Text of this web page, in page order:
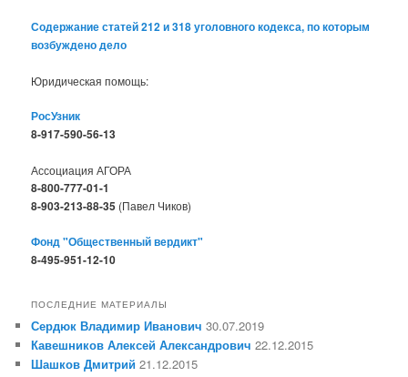
Содержание статей 212 и 318 уголовного кодекса, по которым
возбуждено дело
Юридическая помощь:
РосУзник
8-917-590-56-13
Ассоциация АГОРА
8-800-777-01-1
8-903-213-88-35 (Павел Чиков)
Фонд "Общественный вердикт"
8-495-951-12-10
ПОСЛЕДНИЕ МАТЕРИАЛЫ
Сердюк Владимир Иванович 30.07.2019
Кавешников Алексей Александрович 22.12.2015
Шашков Дмитрий 21.12.2015